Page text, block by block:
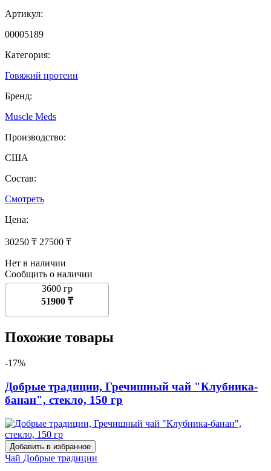
Артикул:
00005189
Категория:
Говяжий протеин
Бренд:
Muscle Meds
Производство:
США
Состав:
Смотреть
Цена:
30250 ₸ 27500 ₸
Нет в наличии
Сообщить о наличии
3600 гр
51900 ₸
Похожие товары
-17%
Добрые традиции, Гречишный чай "Клубника-
банан", стекло, 150 гр
Добавить в избранное
Чай Добрые традиции